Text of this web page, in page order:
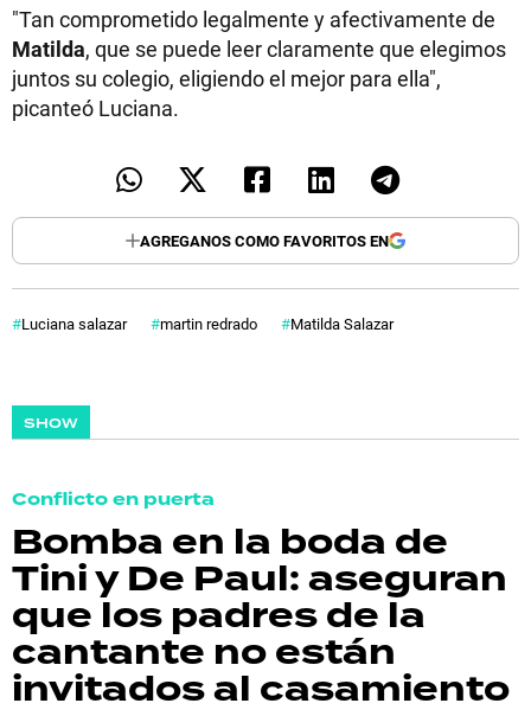
"Tan comprometido legalmente y afectivamente de
Matilda, que se puede leer claramente que elegimos
juntos su colegio, eligiendo el mejor para ella",
picanteó Luciana.
AGREGANOS COMO FAVORITOS EN
Luciana salazar martin redrado Matilda Salazar
SHOW
Conflicto en puerta
Bomba en la boda de
Tini y De Paul: aseguran
que los padres de la
cantante no están
invitados al casamiento